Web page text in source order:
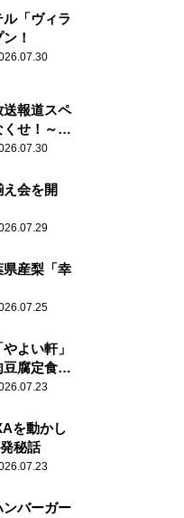
「ヴィラ
！
報道スペ
せ！～被
語るトク
会を開
産梨「幸
よい軒」
腐定食』
を動かし
秘話
バーガー